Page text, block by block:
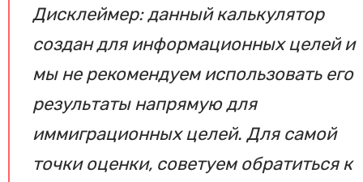
Дисклеймер: данный калькулятор
создан для информационных целей и
мы не рекомендуем использовать его
результаты напрямую для
иммиграционных целей. Для самой
точки оценки, советуем обратиться к